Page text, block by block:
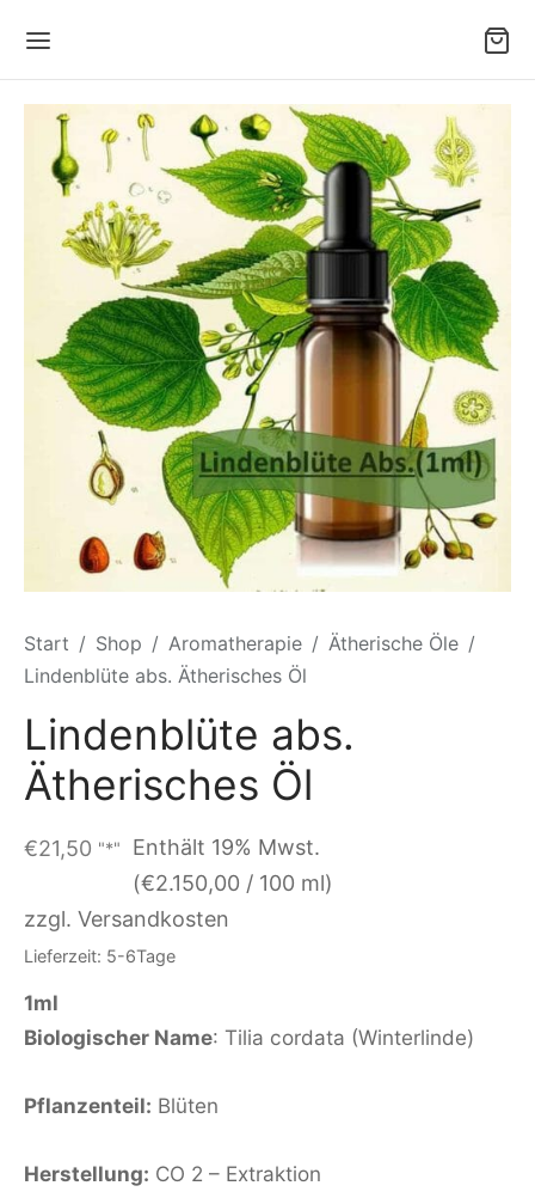
Start / Shop / Aromatherapie / Ätherische Öle /
Lindenblüte abs. Ätherisches Öl
Lindenblüte abs.
Ätherisches Öl
€21,50 "*"
Enthält 19% Mwst.
(€2.150,00 / 100 ml)
zzgl. Versandkosten
Lieferzeit: 5-6Tage
1ml
Biologischer Name: Tilia cordata (Winterlinde)
Pflanzenteil: Blüten
Herstellung: CO 2 – Extraktion